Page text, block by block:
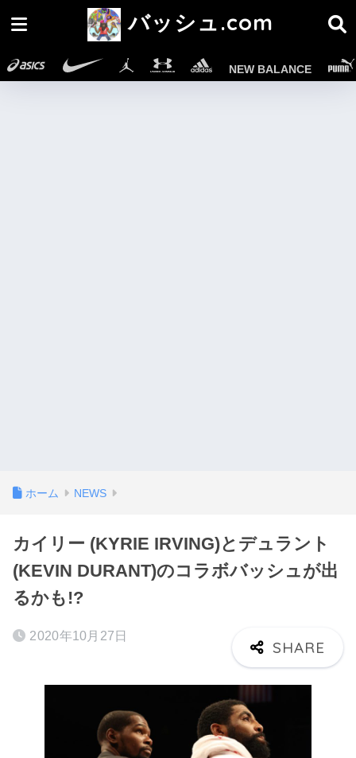
バッシュ.com
NEW BALANCE
ホーム NEWS
カイリー (KYRIE IRVING)とデュラント
(KEVIN DURANT)のコラボバッシュが出
るかも!?
2020年10月27日